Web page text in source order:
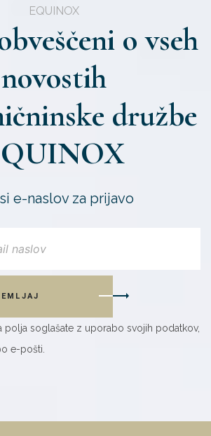
EQUINOX
o vseh
novostih
družbe
e-naslov za prijavo
polja soglašate z uporabo svojih podatkov,
e-pošti.